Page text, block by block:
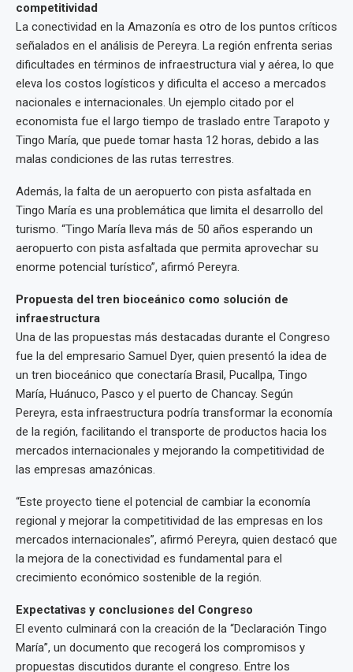
competitividad
La conectividad en la Amazonía es otro de los puntos críticos
señalados en el análisis de Pereyra. La región enfrenta serias
dificultades en términos de infraestructura vial y aérea, lo que
eleva los costos logísticos y dificulta el acceso a mercados
nacionales e internacionales. Un ejemplo citado por el
economista fue el largo tiempo de traslado entre Tarapoto y
Tingo María, que puede tomar hasta 12 horas, debido a las
malas condiciones de las rutas terrestres.
Además, la falta de un aeropuerto con pista asfaltada en
Tingo María es una problemática que limita el desarrollo del
turismo. “Tingo María lleva más de 50 años esperando un
aeropuerto con pista asfaltada que permita aprovechar su
enorme potencial turístico”, afirmó Pereyra.
Propuesta del tren bioceánico como solución de
infraestructura
Una de las propuestas más destacadas durante el Congreso
fue la del empresario Samuel Dyer, quien presentó la idea de
un tren bioceánico que conectaría Brasil, Pucallpa, Tingo
María, Huánuco, Pasco y el puerto de Chancay. Según
Pereyra, esta infraestructura podría transformar la economía
de la región, facilitando el transporte de productos hacia los
mercados internacionales y mejorando la competitividad de
las empresas amazónicas.
“Este proyecto tiene el potencial de cambiar la economía
regional y mejorar la competitividad de las empresas en los
mercados internacionales”, afirmó Pereyra, quien destacó que
la mejora de la conectividad es fundamental para el
crecimiento económico sostenible de la región.
Expectativas y conclusiones del Congreso
El evento culminará con la creación de la “Declaración Tingo
María”, un documento que recogerá los compromisos y
propuestas discutidos durante el congreso. Entre los